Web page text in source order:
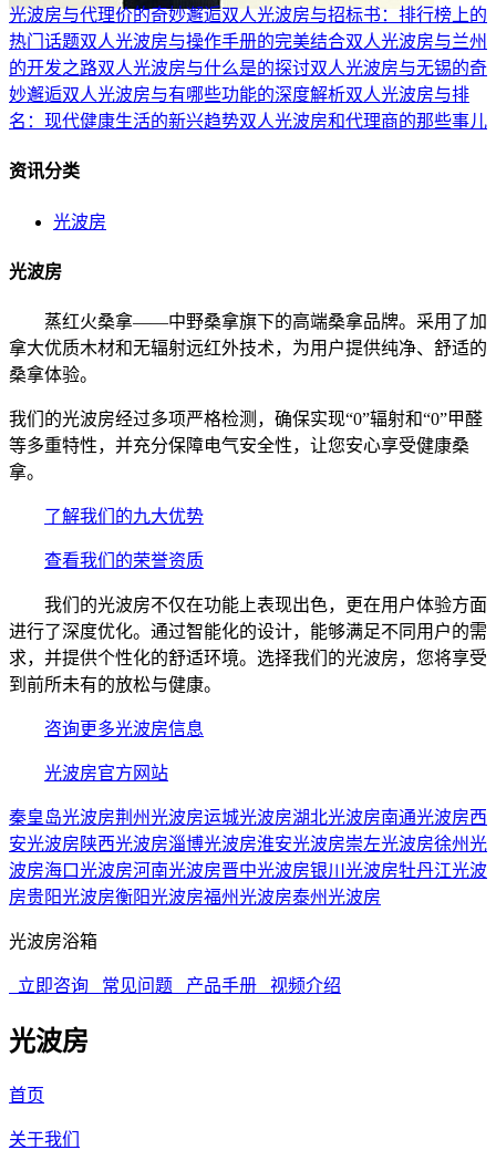
光波房与代理价的奇妙邂逅双人光波房与招标书：排行榜上的
热门话题双人光波房与操作手册的完美结合双人光波房与兰州
的开发之路双人光波房与什么是的探讨双人光波房与无锡的奇
妙邂逅双人光波房与有哪些功能的深度解析双人光波房与排
名：现代健康生活的新兴趋势双人光波房和代理商的那些事儿
资讯分类
光波房
光波房
蒸红火桑拿——中野桑拿旗下的高端桑拿品牌。采用了加
拿大优质木材和无辐射远红外技术，为用户提供纯净、舒适的
桑拿体验。
我们的光波房经过多项严格检测，确保实现“0”辐射和“0”甲醛
等多重特性，并充分保障电气安全性，让您安心享受健康桑
拿。
了解我们的九大优势
查看我们的荣誉资质
我们的光波房不仅在功能上表现出色，更在用户体验方面
进行了深度优化。通过智能化的设计，能够满足不同用户的需
求，并提供个性化的舒适环境。选择我们的光波房，您将享受
到前所未有的放松与健康。
咨询更多光波房信息
光波房官方网站
秦皇岛光波房荆州光波房运城光波房湖北光波房南通光波房西
安光波房陕西光波房淄博光波房淮安光波房崇左光波房徐州光
波房海口光波房河南光波房晋中光波房银川光波房牡丹江光波
房贵阳光波房衡阳光波房福州光波房泰州光波房
光波房浴箱
立即咨询 常见问题 产品手册 视频介绍
光波房
首页
关于我们